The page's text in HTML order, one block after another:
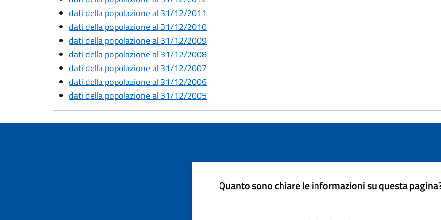
dati della popolazione al 31/12/2011
dati della popolazione al 31/12/2010
dati della popolazione al 31/12/2009
dati della popolazione al 31/12/2008
dati della popolazione al 31/12/2007
dati della popolazione al 31/12/2006
dati della popolazione al 31/12/2005
Quanto sono chiare le informazioni su questa